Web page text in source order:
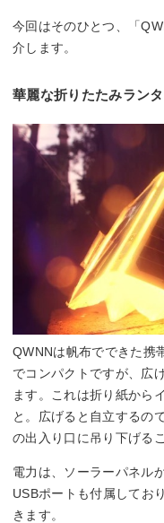
今回はそのひとつ、「
介します。
華麗な折りたたみラン
QWNNは帆布でできた携
でコンパクトですが、広
ます。これは折り紙から
と。広げると自立するの
の出入り口に吊り下げる
電力は、ソーラーパネル
USBポートも付属してお
きます。